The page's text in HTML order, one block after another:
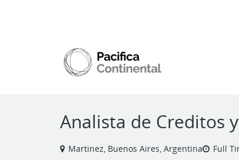
Analista de Creditos
Martinez, Buenos Aires, Argentina Full